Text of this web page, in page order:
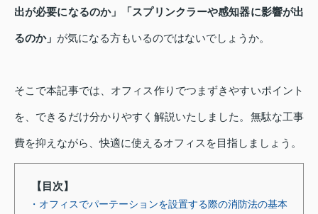
出が必要になるのか」「スプリンクラーや感知器に影響が出
るのか」 が気になる方もいるのではないでしょうか。
そこで本記事では、オフィス作りでつまずきやすいポイント
を、できるだけ分かりやすく解説いたしました。無駄な工事
費を抑えながら、快適に使えるオフィスを目指しましょう。
【目次】
・オフィスでパーテーションを設置する際の消防法の基本